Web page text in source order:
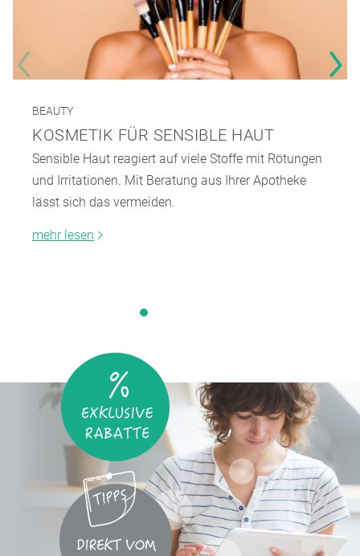
BEAUTY
KOSMETIK FÜR SENSIBLE HAUT
Sensible Haut reagiert auf viele Stoffe mit Rötungen
und Irritationen. Mit Beratung aus Ihrer Apotheke
lässt sich das vermeiden.
mehr lesen